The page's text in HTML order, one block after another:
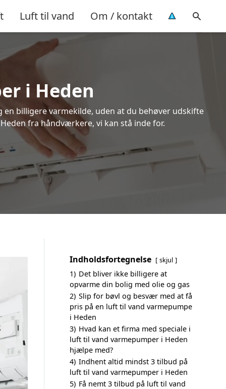
Luft til vand Om / kontakt
i Heden
billigere varmekilde, uden at du behøver udskifte
fra håndværkere, vi kan stå inde for.
Indholdsfortegnelse skjul
1) Det bliver ikke billigere at
opvarme din bolig med olie og gas
2) Slip for bøvl og besvær med at få
pris på en luft til vand varmepumpe
i Heden
3) Hvad kan et firma med speciale i
luft til vand varmepumper i Heden
hjælpe med?
4) Indhent altid mindst 3 tilbud på
luft til vand varmepumper i Heden
5) Få nemt 3 tilbud på luft til vand